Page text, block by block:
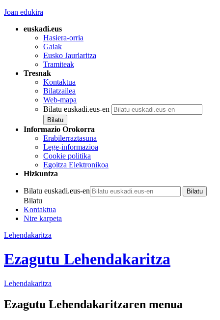
Joan edukira
euskadi.eus
Hasiera-orria
Gaiak
Eusko Jaurlaritza
Tramiteak
Tresnak
Kontaktua
Bilatzailea
Web-mapa
Bilatu euskadi.eus-en
Informazio Orokorra
Erabilerraztasuna
Lege-informazioa
Cookie politika
Egoitza Elektronikoa
Hizkuntza
Bilatu euskadi.eus-en
Bilatu
Kontaktua
Nire karpeta
Lehendakaritza
Ezagutu Lehendakaritza
Lehendakaritza
Ezagutu Lehendakaritzaren menua